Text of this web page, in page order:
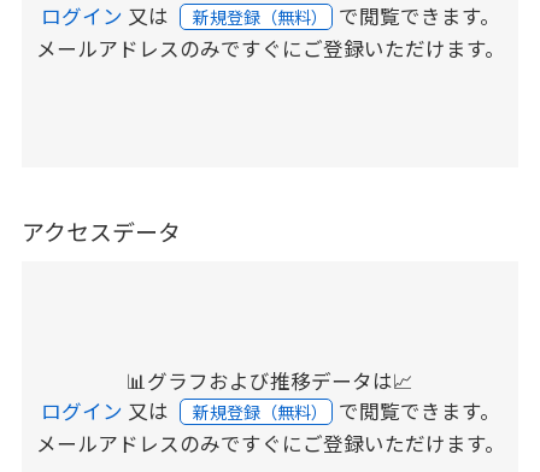
ログイン 又は 新規登録（無料） で閲覧できます。
メールアドレスのみですぐにご登録いただけます。
アクセスデータ
📊グラフおよび推移データは📈
ログイン 又は 新規登録（無料） で閲覧できます。
メールアドレスのみですぐにご登録いただけます。